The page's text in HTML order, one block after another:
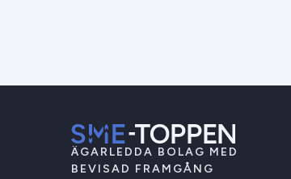
ÄGARLEDDA BOLAG MED
BEVISAD FRAMGÅNG